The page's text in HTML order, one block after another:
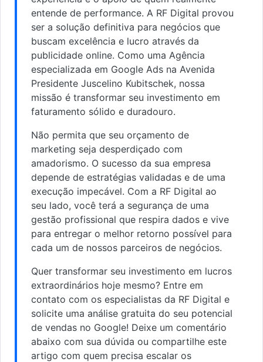
entende de performance. A RF Digital provou
ser a solução definitiva para negócios que
buscam excelência e lucro através da
publicidade online. Como uma Agência
especializada em Google Ads na Avenida
Presidente Juscelino Kubitschek, nossa
missão é transformar seu investimento em
faturamento sólido e duradouro.
Não permita que seu orçamento de
marketing seja desperdiçado com
amadorismo. O sucesso da sua empresa
depende de estratégias validadas e de uma
execução impecável. Com a RF Digital ao
seu lado, você terá a segurança de uma
gestão profissional que respira dados e vive
para entregar o melhor retorno possível para
cada um de nossos parceiros de negócios.
Quer transformar seu investimento em lucros
extraordinários hoje mesmo? Entre em
contato com os especialistas da RF Digital e
solicite uma análise gratuita do seu potencial
de vendas no Google! Deixe um comentário
abaixo com sua dúvida ou compartilhe este
artigo com quem precisa escalar os